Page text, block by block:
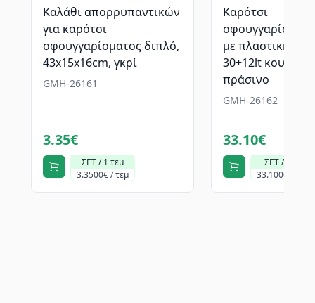
Καλάθι απορρυπαντικών
για καρότσι
σφουγγαρίσματος διπλό,
43x15x16cm, γκρί
GMH-26161
3.35€
ΣΕΤ / 1 τεμ
3.3500€ / τεμ
Καρότσι
με πλαστική
30+12lt
πράσινο
GMH-26162
33.10€
ΣΕΤ / 1 τεμ
33.1000€ / τεμ